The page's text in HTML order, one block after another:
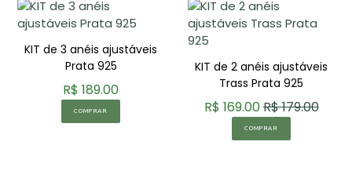
KIT de 3 anéis ajustáveis
Prata 925
R$ 189.00
COMPRAR
KIT de 2 anéis ajustáveis
Trass Prata 925
R$ 169.00R$ 179.00
COMPRAR